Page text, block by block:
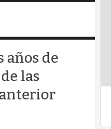
años de
las
anterior